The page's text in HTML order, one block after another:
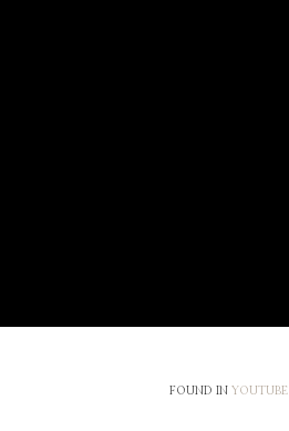
FOUND IN YOUTUBE